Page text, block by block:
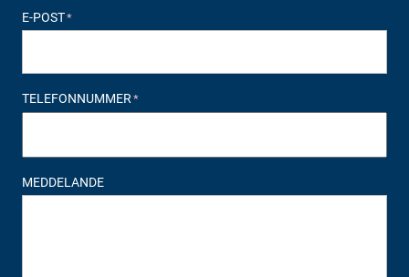
E-POST*
TELEFONNUMMER*
MEDDELANDE